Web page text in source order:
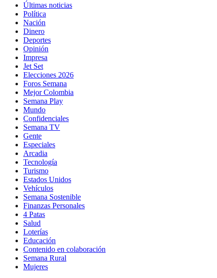
Últimas noticias
Política
Nación
Dinero
Deportes
Opinión
Impresa
Jet Set
Elecciones 2026
Foros Semana
Mejor Colombia
Semana Play
Mundo
Confidenciales
Semana TV
Gente
Especiales
Arcadia
Tecnología
Turismo
Estados Unidos
Vehículos
Semana Sostenible
Finanzas Personales
4 Patas
Salud
Loterías
Educación
Contenido en colaboración
Semana Rural
Mujeres